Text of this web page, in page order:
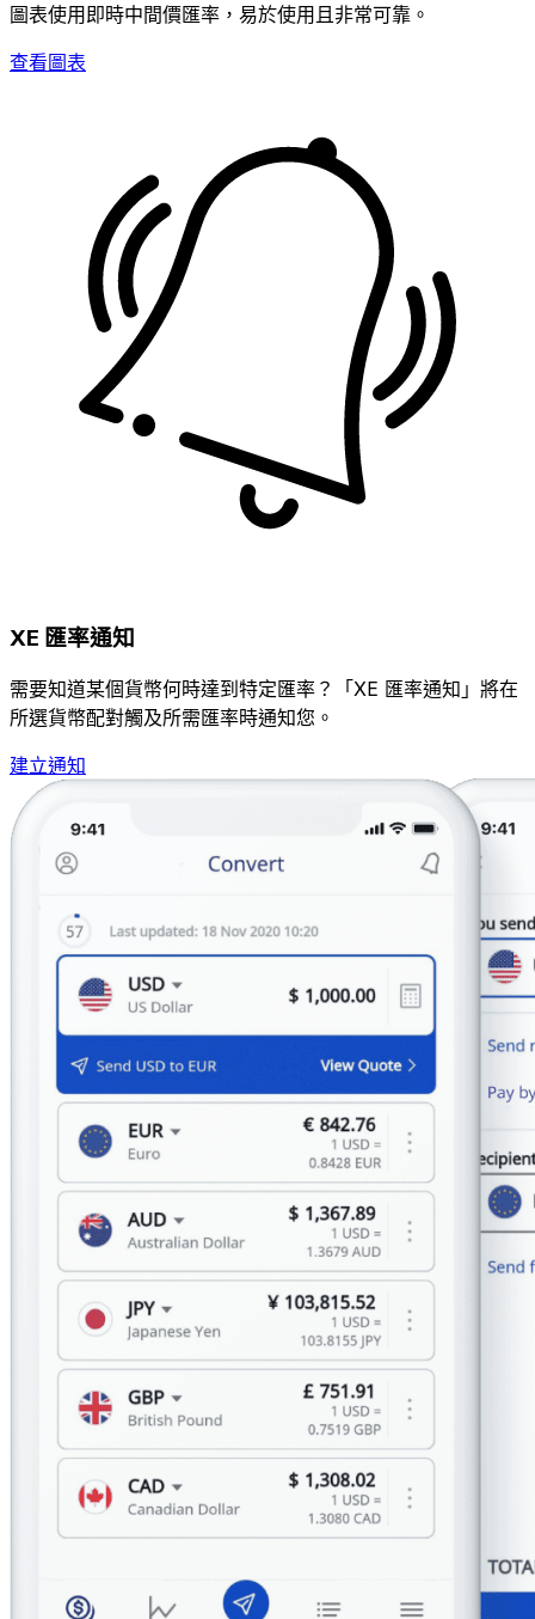
圖表使用即時中間價匯率，易於使用且非常可靠。
查看圖表
XE 匯率通知
需要知道某個貨幣何時達到特定匯率？「XE 匯率通知」將在
所選貨幣配對觸及所需匯率時通知您。
建立通知